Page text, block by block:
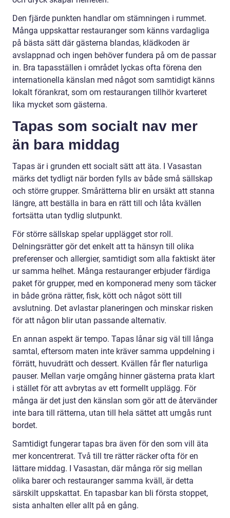
Den fjärde punkten handlar om stämningen i rummet.
Många uppskattar restauranger som känns vardagliga
på bästa sätt där gästerna blandas, klädkoden är
avslappnad och ingen behöver fundera på om de passar
in. Bra tapasställen i området lyckas ofta förena den
internationella känslan med något som samtidigt känns
lokalt förankrat, som om restaurangen tillhör kvarteret
lika mycket som gästerna.
Tapas som socialt nav mer
än bara middag
Tapas är i grunden ett socialt sätt att äta. I Vasastan
märks det tydligt när borden fylls av både små sällskap
och större grupper. Smårätterna blir en ursäkt att stanna
längre, att beställa in bara en rätt till och låta kvällen
fortsätta utan tydlig slutpunkt.
För större sällskap spelar upplägget stor roll.
Delningsrätter gör det enkelt att ta hänsyn till olika
preferenser och allergier, samtidigt som alla faktiskt äter
ur samma helhet. Många restauranger erbjuder färdiga
paket för grupper, med en komponerad meny som täcker
in både gröna rätter, fisk, kött och något sött till
avslutning. Det avlastar planeringen och minskar risken
för att någon blir utan passande alternativ.
En annan aspekt är tempo. Tapas lånar sig väl till långa
samtal, eftersom maten inte kräver samma uppdelning i
förrätt, huvudrätt och dessert. Kvällen får fler naturliga
pauser. Mellan varje omgång hinner gästerna prata klart
i stället för att avbrytas av ett formellt upplägg. För
många är det just den känslan som gör att de återvänder
inte bara till rätterna, utan till hela sättet att umgås runt
bordet.
Samtidigt fungerar tapas bra även för den som vill äta
mer koncentrerat. Två till tre rätter räcker ofta för en
lättare middag. I Vasastan, där många rör sig mellan
olika barer och restauranger samma kväll, är detta
särskilt uppskattat. En tapasbar kan bli första stoppet,
sista anhalten eller allt på en gång.